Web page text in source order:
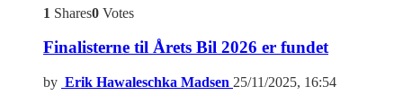
1 Shares0 Votes
Finalisterne til Årets Bil 2026 er fundet
by Erik Hawaleschka Madsen 25/11/2025, 16:54